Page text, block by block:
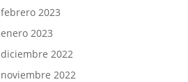
febrero 2023
enero 2023
diciembre 2022
noviembre 2022